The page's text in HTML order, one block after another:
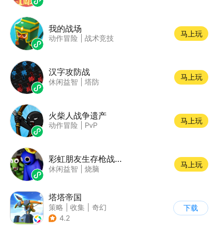
我的战场
动作冒险 战术竞技
马上玩
汉字攻防战
休闲益智 塔防
马上玩
火柴人战争遗产
动作冒险 PvP
马上玩
彩虹朋友生存枪战游戏
休闲益智 烧脑
马上玩
塔塔帝国
策略 收集
奇幻
| 卡通
4.2
下载